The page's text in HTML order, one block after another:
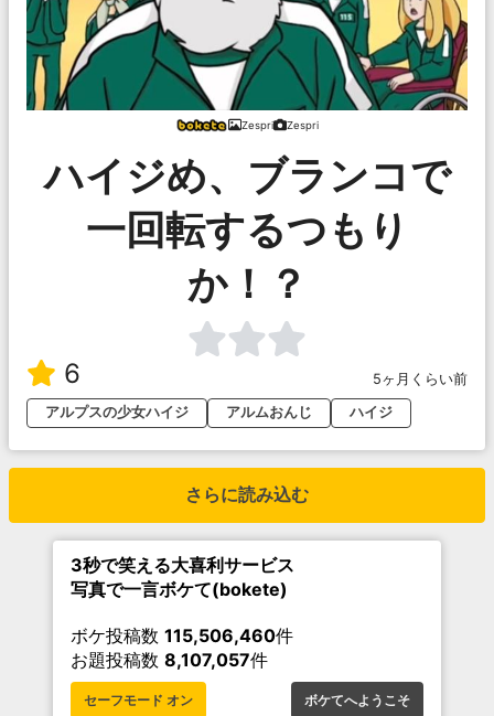
Zespri Zespri
ハイジめ、ブランコで
一回転するつもり
か！？
6
5ヶ月くらい前
アルプスの少女ハイジ
アルムおんじ ハイジ
さらに読み込む
3秒で笑える大喜利サービス
写真で一言ボケて(bokete)
ボケ投稿数 115,506,460件
お題投稿数 8,107,057件
セーフモード オン ボケてへようこそ